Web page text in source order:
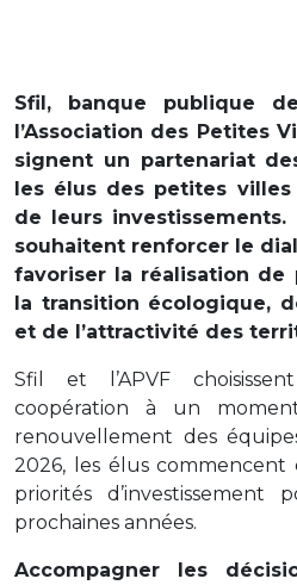
Sfil, banque publique
l’Association des Petites
signent un partenariat
les élus des petites
de leurs investissements.
souhaitent renforcer le
favoriser la réalisation de
la transition écologique,
et de l’attractivité des
Sfil et l’APVF
coopération à un
renouvellement des
2026, les élus
priorités
prochaines années.
Accompagner les